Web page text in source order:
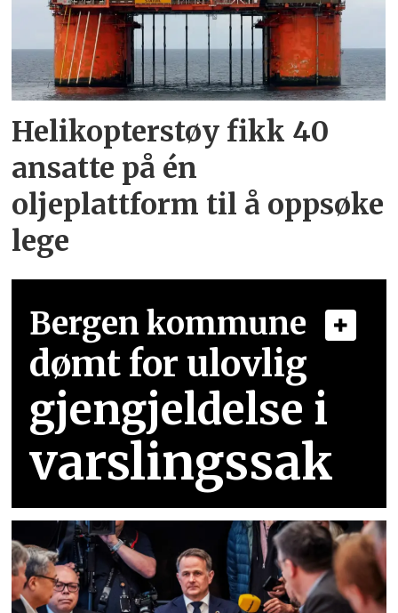
Helikopterstøy fikk 40
ansatte på én
oljeplattform til å oppsøke
lege
Bergen kommune
dømt for ulovlig
gjengjeldelse i
varslingssak